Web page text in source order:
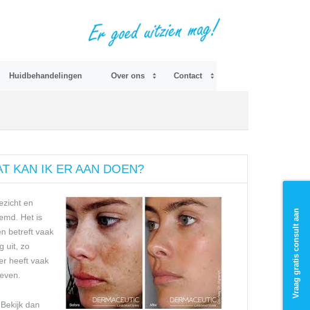
Huidbehandelingen Over ons Contact
KAN IK ER AAN DOEN?
en
Het is
betreft vaak
uit, zo
heeft vaak
dan
Vraag gratis consult aan